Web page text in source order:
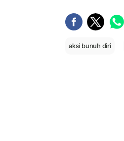
aksi bunuh diri